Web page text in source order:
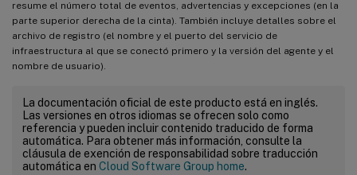
resume el número total de eventos, advertencias y excepciones (en la
parte superior derecha de la cinta). También incluye detalles sobre el
archivo de registro (el nombre y el puerto del servicio de
infraestructura al que se conectó primero y la versión del agente y el
nombre de usuario).
La documentación oficial de este producto está en inglés.
Las versiones en otros idiomas se ofrecen solo como
referencia y pueden incluir contenido traducido de forma
automática. Para obtener más información, consulte la
cláusula de exención de responsabilidad sobre traducción
automática en Cloud Software Group home.